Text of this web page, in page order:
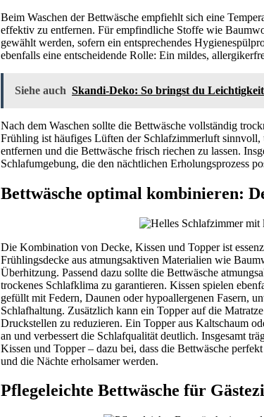
Beim Waschen der Bettwäsche empfiehlt sich eine
effektiv zu entfernen. Für empfindliche Stoffe wie
gewählt werden, sofern ein entsprechendes
ebenfalls eine entscheidende Rolle: Ein mildes,
Siehe auch Skandi-Deko: So bringst du
Nach dem Waschen sollte die Bettwäsche vollständig
Frühling ist häufiges Lüften der Schlafzimmerluft
entfernen und die Bettwäsche frisch riechen zu lassen.
Schlafumgebung, die den nächtlichen Erholungsprozess
Bettwäsche optimal kombinieren:
Die Kombination von Decke, Kissen und Topper ist
Frühlingsdecke aus atmungsaktiven Materialien wie
Überhitzung. Passend dazu sollte die Bettwäsche
trockenes Schlafklima zu garantieren. Kissen spielen
gefüllt mit Federn, Daunen oder hypoallergenen Fasern,
Schlafhaltung. Zusätzlich kann ein Topper auf die
Druckstellen zu reduzieren. Ein Topper aus Kaltschaum
an und verbessert die Schlafqualität deutlich. Insgesamt
Kissen und Topper – dazu bei, dass die Bettwäsche
und die Nächte erholsamer werden.
Pflegeleichte Bettwäsche für